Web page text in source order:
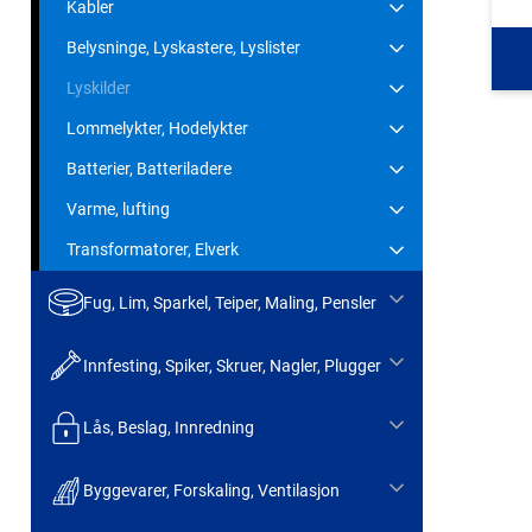
Kabler
Belysninge, Lyskastere, Lyslister
Lyskilder
Lommelykter, Hodelykter
Batterier, Batteriladere
Varme, lufting
Transformatorer, Elverk
Fug, Lim, Sparkel, Teiper, Maling, Pensler
Innfesting, Spiker, Skruer, Nagler, Plugger
Lås, Beslag, Innredning
Byggevarer, Forskaling, Ventilasjon